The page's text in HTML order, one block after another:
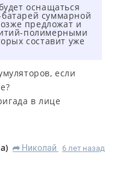
оснащаться
суммарной
предложат и
полимерными
составит уже
если
в лице
) R Николай 6 лет назад